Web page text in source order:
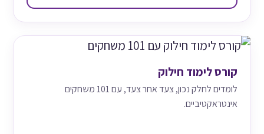
קורס לימוד חילוק
לומדים לחלק נכון, צעד אחר צעד, עם 101 משחקים
אינטראקטיביים.